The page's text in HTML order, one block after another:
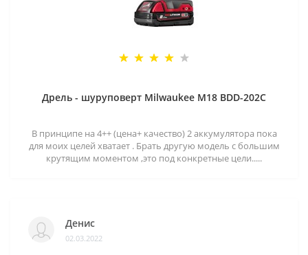
Дрель - шуруповерт Milwaukee M18 BDD-202C
В принципе на 4++ (цена+ качество) 2 аккумулятора пока
для моих целей хватает . Брать другую модель с большим
крутящим моментом ,это под конкретные цели.....
Денис
02.03.2022